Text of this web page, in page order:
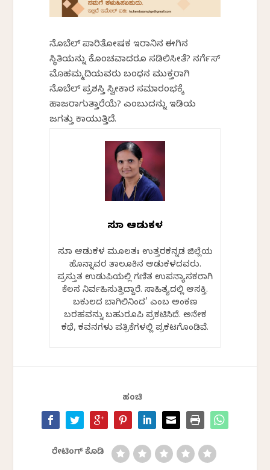
ನೊಬೆಲ್ ಪಾರಿತೋಷಕ ಇರಾನಿನ ಈಗಿನ
ಸ್ಥಿತಿಯನ್ನು ಕೊಂಚವಾದರೂ ಸಡಿಲಿಸೀತೆ? ನರ್ಗೆಸ್
ಮೊಹಮ್ಮದಿಯವರು ಬಂಧನ ಮುಕ್ತರಾಗಿ
ನೊಬೆಲ್ ಪ್ರಶಸ್ತಿ ಸ್ವೀಕಾರ ಸಮಾರಂಭಕ್ಕೆ
ಹಾಜರಾಗುತ್ತಾರೆಯೆ? ಎಂಬುದನ್ನು ಇಡಿಯ
ಜಗತ್ತು ಕಾಯುತ್ತಿದೆ.
ಸುಧಾ ಆಡುಕಳ
ಸುಧಾ ಆಡುಕಳ ಮೂಲತಃ ಉತ್ತರಕನ್ನಡ ಜಿಲ್ಲೆಯ
ಹೊನ್ನಾವರ ತಾಲೂಕಿನ ಆಡುಕಳದವರು.
ಪ್ರಸ್ತುತ ಉಡುಪಿಯಲ್ಲಿ ಗಣಿತ ಉಪನ್ಯಾಸಕರಾಗಿ
ಕೆಲಸ ನಿರ್ವಹಿಸುತ್ತಿದ್ದಾರೆ. ಸಾಹಿತ್ಯದಲ್ಲಿ ಆಸಕ್ತಿ.
ಬಕುಲದ ಬಾಗಿಲಿನಿಂದ’ ಎಂಬ ಅಂಕಣ
ಬರಹವನ್ನು ಬಹುರೂಪಿ ಪ್ರಕಟಿಸಿದೆ. ಅನೇಕ
ಕಥೆ, ಕವನಗಳು ಪತ್ರಿಕೆಗಳಲ್ಲಿ ಪ್ರಕಟಗೊಂಡಿವೆ.
ಹಂಚಿ
ರೇಟಿಂಗ್ ಕೊಡಿ